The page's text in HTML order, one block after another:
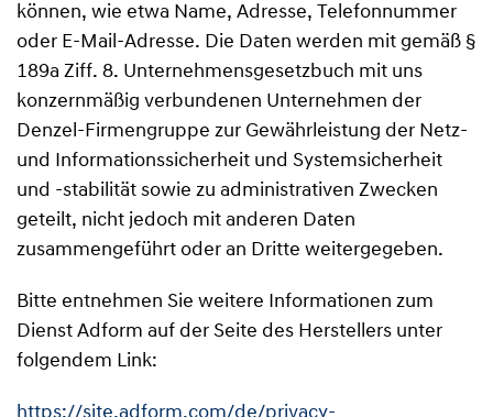
können, wie etwa Name, Adresse, Telefonnummer
oder E-Mail-Adresse. Die Daten werden mit gemäß §
189a Ziff. 8. Unternehmensgesetzbuch mit uns
konzernmäßig verbundenen Unternehmen der
Denzel-Firmengruppe zur Gewährleistung der Netz-
und Informationssicherheit und Systemsicherheit
und -stabilität sowie zu administrativen Zwecken
geteilt, nicht jedoch mit anderen Daten
zusammengeführt oder an Dritte weitergegeben.
Bitte entnehmen Sie weitere Informationen zum
Dienst Adform auf der Seite des Herstellers unter
folgendem Link: